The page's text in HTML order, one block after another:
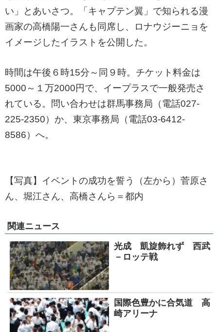
い」とあいさつ。「キャプテン翼」で知られる漫
画家の高橋陽一さんも同席し、ロナウジーニョを
イメージしたイラストを公開した。
時間は午後６時15分～同９時。チケット料金は
5000～１万2000円で、イープラスで一般発売さ
れている。問い合わせは群馬事務局（電話027-
225-2350）か、東京事務局（電話03-6412-
8586）へ。
【写真】イベントの成功を誓う（左から）菅原さ
ん、堀江さん、高橋さんら＝都内
関連ニュース
光成 凱旋飾れず 西武
－ロッテ戦
国際色豊かに合気道 高
崎アリーナ